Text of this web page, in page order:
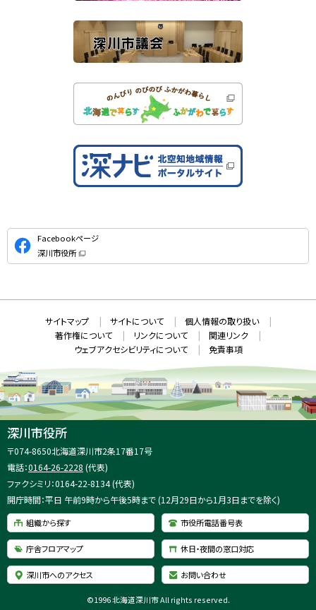
公
式
S
Facebookページ
深川市役所
（
ン
で
開
き
ま
す
メ
ニ
ュ
ー
報
サイトマップ サイトについて
個人情報の取り扱い
著作権について
リンクについて
関連リンク
ウェブアクセシビリティについて
免責事項
深川市役所
住
所
〒074-8650北海道深川市2条17番17号
電話：0164-26-2228 (代表)
ファクシミリ：0164-22-8134 (代表)
開庁時間：平日 午前9時から午後5時まで (12月29日から1月3日までを除く)
組織から探す 市役所電話番号表
庁舎フロアマップ 休日・夜間の窓口対応
深川市へのアクセス お問い合わせ
©1996 北海道深川市 All rights reserved.